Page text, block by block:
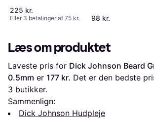
225 kr.
Eller 3 betalinger af 75 kr. 98 kr.
Læs om produktet
Laveste pris for Dick Johnson Beard
0.5mm er 177 kr.
3 butikker.
Sammenlign:
Dick Johnson Hudpleje